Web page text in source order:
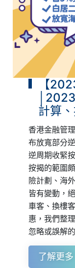
【
計算
香港金融管
布放寬部分
逆周期收緊
按揭的範圍
險計劃、海
皆有變動，
車客、換樓
惠，我們整
忽略或誤解
了解更多